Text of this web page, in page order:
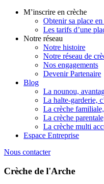
M’inscrire en crèche
Obtenir sa place en
Les tarifs d’une
Notre réseau
Notre histoire
Notre réseau de
Nos engagements
Devenir Partenaire
Blog
La nounou,
La halte-garderie,
La crèche
La crèche
La crèche multi
Espace Entreprise
Nous contacter
Crèche de l'Arche